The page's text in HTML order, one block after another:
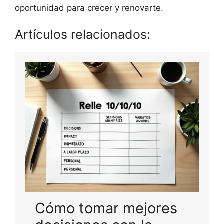
oportunidad para crecer y renovarte.
Artículos relacionados:
Cómo tomar mejores